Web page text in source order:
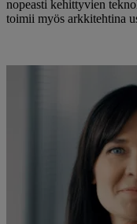
nopeasti kehittyvien
toimii myös arkkitehtina